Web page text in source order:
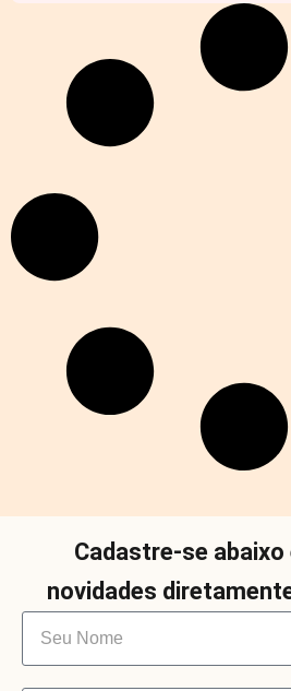
Cadastre-se abaixo
novidades